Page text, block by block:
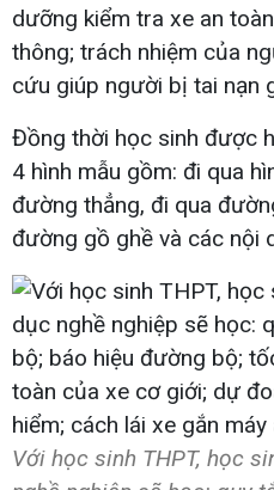
dưỡng kiểm tra xe an
thông; trách nhiệm của
cứu giúp người bị tai nạn
Đồng thời học sinh được
4 hình mẫu gồm: đi qua
đường thẳng, đi qua
đường gồ ghề và các nội
Với học sinh THPT, học